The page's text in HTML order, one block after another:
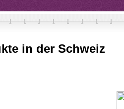
in der Schweiz